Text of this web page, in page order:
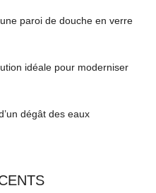
paroi de douche en verre
idéale pour moderniser
dégât des eaux